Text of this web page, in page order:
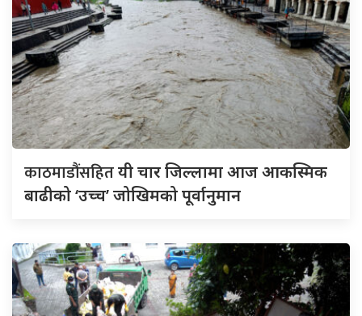
काठमाडौंसहितयी चार जिल्लामा आज आकस्मिक
बाढीको ‘उच्च’ जोखिमको पूर्वानुमान